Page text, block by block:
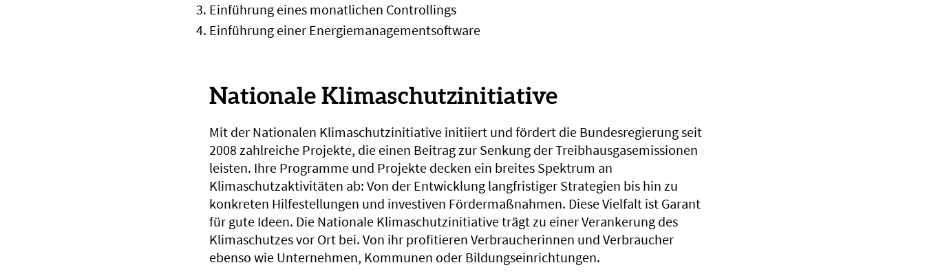
Einführung eines monatlichen Controllings
Einführung einer Energiemanagementsoftware
Nationale Klimaschutzinitiative
Mit der Nationalen Klimaschutzinitiative initiiert und fördert die Bundesregierung seit
2008 zahlreiche Projekte, die einen Beitrag zur Senkung der Treibhausgasemissionen
leisten. Ihre Programme und Projekte decken ein breites Spektrum an
Klimaschutzaktivitäten ab: Von der Entwicklung langfristiger Strategien bis hin zu
konkreten Hilfestellungen und investiven Fördermaßnahmen. Diese Vielfalt ist Garant
für gute Ideen. Die Nationale Klimaschutzinitiative trägt zu einer Verankerung des
Klimaschutzes vor Ort bei. Von ihr profitieren Verbraucherinnen und Verbraucher
ebenso wie Unternehmen, Kommunen oder Bildungseinrichtungen.